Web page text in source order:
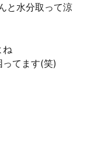
と水分取って涼
ね
てます(笑)